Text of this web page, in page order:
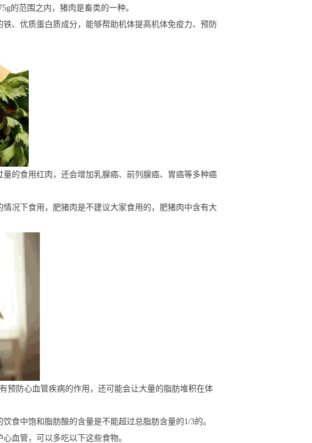
的范围之内，猪肉是畜类的一种。
、优质蛋白质成分，能够帮助机体提高机体免疫力、预防
的食用红肉，还会增加乳腺癌、前列腺癌、胃癌等多种癌
况下食用，肥猪肉是不建议大家食用的，肥猪肉中含有大
预防心血管疾病的作用，还可能会让大量的脂肪堆积在体
食中饱和脂肪酸的含量是不能超过总脂肪含量的1/3的。
血管，可以多吃以下这些食物。